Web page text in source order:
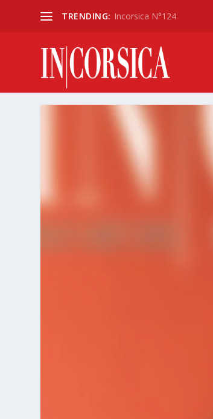
TRENDING: Incorsica N°124